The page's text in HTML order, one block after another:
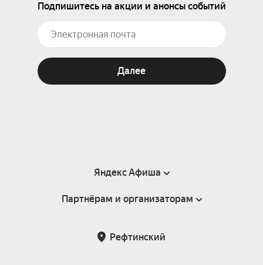
Подпишитесь на акции и анонсы событий
Далее
Яндекс Афиша
Справка
Подарочные сертификаты
Партнёрам и организаторам
Рефтинский